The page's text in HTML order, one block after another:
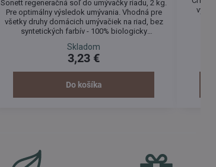
Sonett regeneračná soľ do umývačky riadu, 2 kg.
Pre optimálny výsledok umývania. Vhodná pre
všetky druhy domácich umývačiek na riad, bez
syntetických farbív - 100% biologicky
Skladom
3,23 €
Do košíka